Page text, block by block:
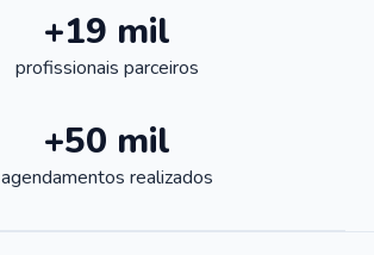
+19 mil
profissionais parceiros
+50 mil
agendamentos realizados